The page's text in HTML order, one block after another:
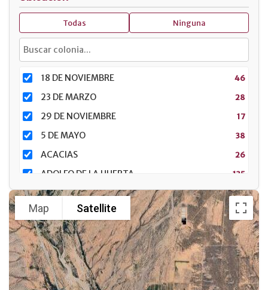
Todas Ninguna
18 DE NOVIEMBRE 46
23 DE MARZO 28
29 DE NOVIEMBRE 17
5 DE MAYO 38
ACACIAS 26
ADOLFO DE LA HUERTA 135
ADOLFO LÓPEZ MATEOS 157
AGUSTÍN GARCÍA LÓPEZ 24
ARRECIFES 16
ATARDECERES 40
BATUECAS 3
Map Satellite